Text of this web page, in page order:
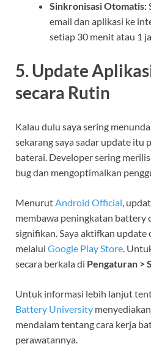
Sinkronisasi Otomatis:
email dan aplikasi ke
setiap 30 menit atau 1
5. Update
secara Rutin
Kalau dulu saya sering
sekarang saya sadar update itu
baterai. Developer sering
bug dan mengoptimalkan
MenurutAndroid Official,
membawa peningkatan battery
signifikan. Saya aktifkan
melalui Google Play Store.
secara berkala di Pengaturan >
Untuk informasi lebih lanjut
Battery University
mendalam tentang cara kerja
perawatannya.